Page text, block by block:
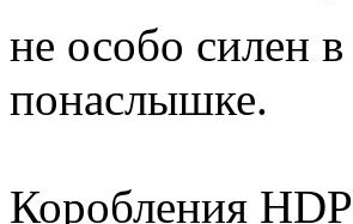
не особо силен
понаслышке.
Коробления